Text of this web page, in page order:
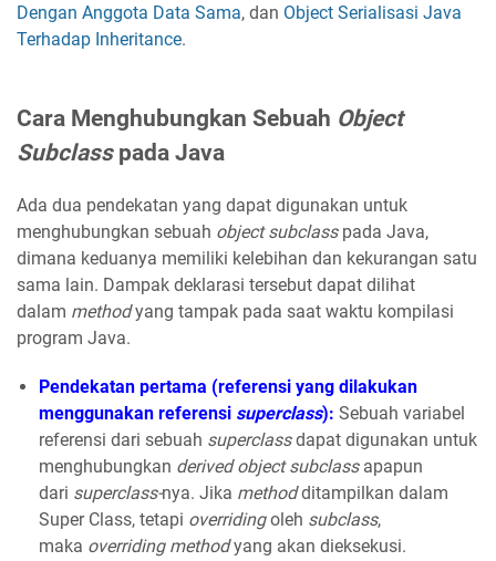
Dengan Anggota Data Sama, dan Object Serialisasi Java
Terhadap Inheritance.
Cara Menghubungkan Sebuah Object
Subclass pada Java
Ada dua pendekatan yang dapat digunakan untuk
menghubungkan sebuah object subclass pada Java,
dimana keduanya memiliki kelebihan dan kekurangan satu
sama lain. Dampak deklarasi tersebut dapat dilihat
dalam methodyang tampak pada saat waktu kompilasi
program Java.
Pendekatan pertama (referensi yang dilakukan
menggunakan referensi superclass): Sebuah variabel
referensi dari sebuah superclassdapat digunakan untuk
menghubungkan derived object subclassapapun
dari superclass-nya. Jika methodditampilkan dalam
Super Class, tetapi overridingoleh subclass,
maka overriding methodyang akan dieksekusi.